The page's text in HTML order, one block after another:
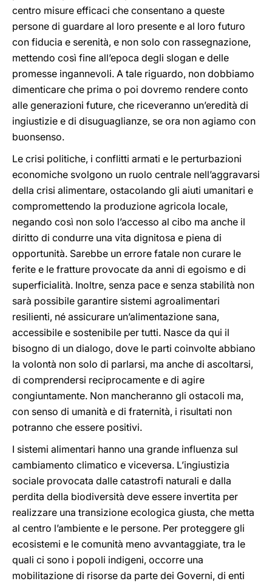
centro misure efficaci che consentano a queste
persone di guardare al loro presente e al loro futuro
con fiducia e serenità, e non solo con rassegnazione,
mettendo così fine all’epoca degli slogan e delle
promesse ingannevoli. A tale riguardo, non dobbiamo
dimenticare che prima o poi dovremo rendere conto
alle generazioni future, che riceveranno un’eredità di
ingiustizie e di disuguaglianze, se ora non agiamo con
buonsenso.
Le crisi politiche, i conflitti armati e le perturbazioni
economiche svolgono un ruolo centrale nell’aggravarsi
della crisi alimentare, ostacolando gli aiuti umanitari e
compromettendo la produzione agricola locale,
negando così non solo l’accesso al cibo ma anche il
diritto di condurre una vita dignitosa e piena di
opportunità. Sarebbe un errore fatale non curare le
ferite e le fratture provocate da anni di egoismo e di
superficialità. Inoltre, senza pace e senza stabilità non
sarà possibile garantire sistemi agroalimentari
resilienti, né assicurare un’alimentazione sana,
accessibile e sostenibile per tutti. Nasce da qui il
bisogno di un dialogo, dove le parti coinvolte abbiano
la volontà non solo di parlarsi, ma anche di ascoltarsi,
di comprendersi reciprocamente e di agire
congiuntamente. Non mancheranno gli ostacoli ma,
con senso di umanità e di fraternità, i risultati non
potranno che essere positivi.
I sistemi alimentari hanno una grande influenza sul
cambiamento climatico e viceversa. L’ingiustizia
sociale provocata dalle catastrofi naturali e dalla
perdita della biodiversità deve essere invertita per
realizzare una transizione ecologica giusta, che metta
al centro l’ambiente e le persone. Per proteggere gli
ecosistemi e le comunità meno avvantaggiate, tra le
quali ci sono i popoli indigeni, occorre una
mobilitazione di risorse da parte dei Governi, di enti